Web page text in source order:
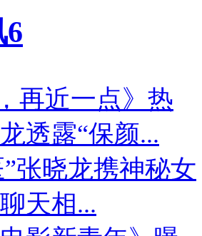
6
再近一点》热
透露“保颜...
张晓龙携神秘女
天相...